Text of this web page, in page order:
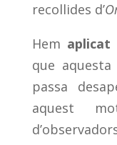
recollides d’
Hem aplicat
que
passa
aquest